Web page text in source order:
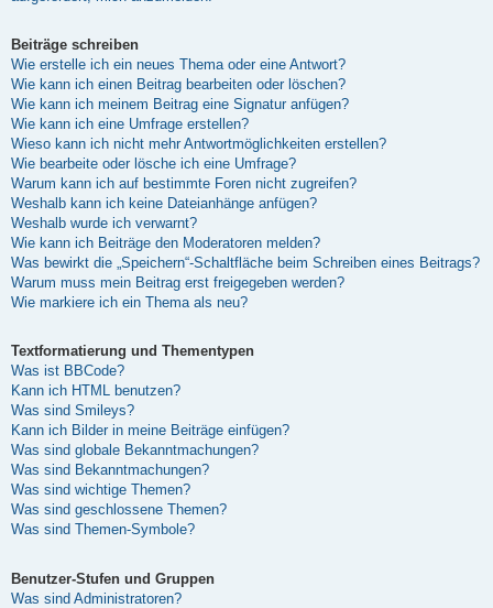
Beiträge schreiben
Wie erstelle ich ein neues Thema oder eine Antwort?
Wie kann ich einen Beitrag bearbeiten oder löschen?
Wie kann ich meinem Beitrag eine Signatur anfügen?
Wie kann ich eine Umfrage erstellen?
Wieso kann ich nicht mehr Antwortmöglichkeiten erstellen?
Wie bearbeite oder lösche ich eine Umfrage?
Warum kann ich auf bestimmte Foren nicht zugreifen?
Weshalb kann ich keine Dateianhänge anfügen?
Weshalb wurde ich verwarnt?
Wie kann ich Beiträge den Moderatoren melden?
Was bewirkt die „Speichern“-Schaltfläche beim Schreiben eines Beitrags?
Warum muss mein Beitrag erst freigegeben werden?
Wie markiere ich ein Thema als neu?
Textformatierung und Thementypen
Was ist BBCode?
Kann ich HTML benutzen?
Was sind Smileys?
Kann ich Bilder in meine Beiträge einfügen?
Was sind globale Bekanntmachungen?
Was sind Bekanntmachungen?
Was sind wichtige Themen?
Was sind geschlossene Themen?
Was sind Themen-Symbole?
Benutzer-Stufen und Gruppen
Was sind Administratoren?